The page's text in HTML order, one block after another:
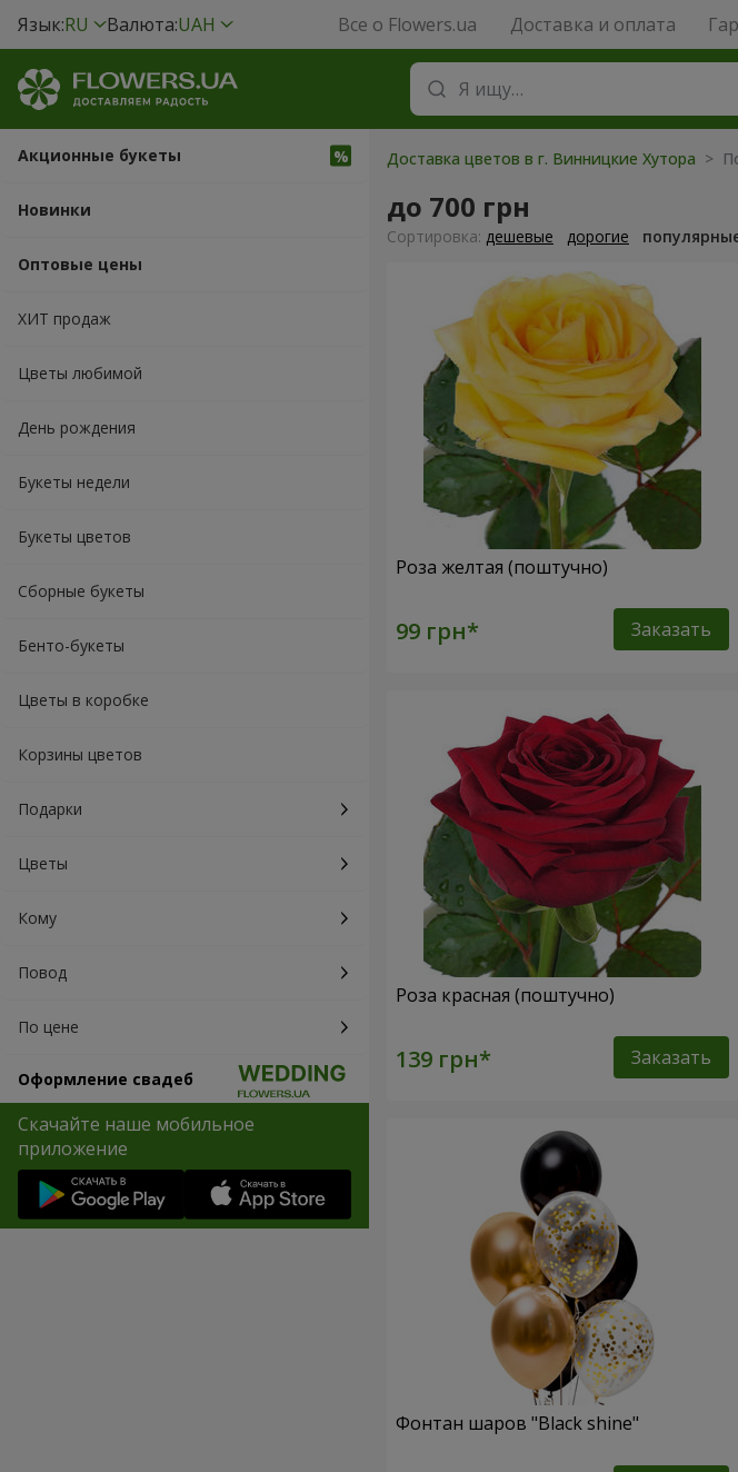
Язык:RU Валюта:UAH Все о Flowers.ua Доставка и оплата
Акционные букеты
Новинки
Оптовые цены
ХИТ продаж
Цветы любимой
День рождения
Букеты недели
Букеты цветов
Сборные букеты
Бенто-букеты
Цветы в коробке
Корзины цветов
Подарки
Цветы
Кому
Повод
По цене
Оформление свадеб
Скачайте наше мобильное
приложение
Доставка цветов в г. Винницкие Хутора >
до 700 грн
Cортировка: дешевые дорогие
Роза желтая (поштучно)
Заказать
Роза красная (поштучно)
Заказать
Фонтан шаров "Black shine"